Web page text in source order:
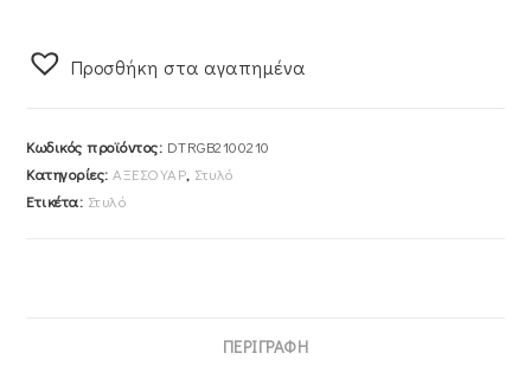
ΑτσάλιΠροσθήκη στα αγαπημένα
Κωδικός προϊόντος: DTRGB2100210
Κατηγορίες: ΑΞΕΣΟΥΑΡ, Στυλό
Ετικέτα: Στυλό
ΠΕΡΙΓΡΑΦΉ